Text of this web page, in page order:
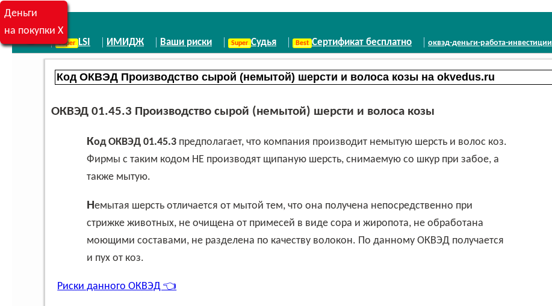
LSI ИМИДЖ Ваши риски Судья Сертификат бесплатно оквэд-деньги-работа-инвестиции
ОКВЭД 01.45.3 Производство сырой (немытой) шерсти и волоса козы
Код ОКВЭД 01.45.3предполагает, что компания производит немытую шерсть и волос коз.
Фирмы с таким кодом НЕ производят щипаную шерсть, снимаемую со шкур при забое, а
также мытую.
Немытая шерсть отличается от мытой тем, что она получена непосредственно при
стрижке животных, не очищена от примесей в виде сора и жиропота, не обработана
моющими составами, не разделена по качеству волокон. По данному ОКВЭД получается
и пух от коз.
Риски данного ОКВЭД 👈
Деньги
на покупки X